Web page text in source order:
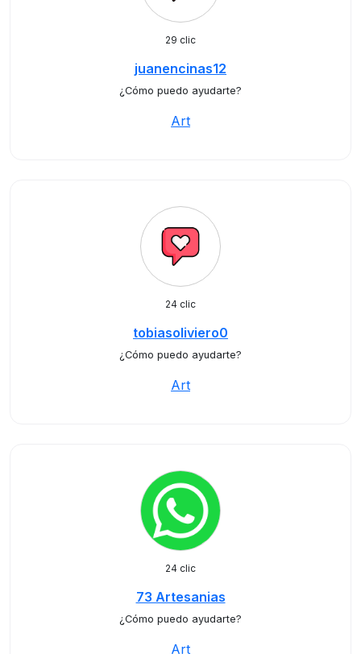
29 clic
juanencinas12
¿Cómo puedo ayudarte?
Art
24 clic
tobiasoliviero0
¿Cómo puedo ayudarte?
Art
24 clic
73 Artesanias
¿Cómo puedo ayudarte?
Art